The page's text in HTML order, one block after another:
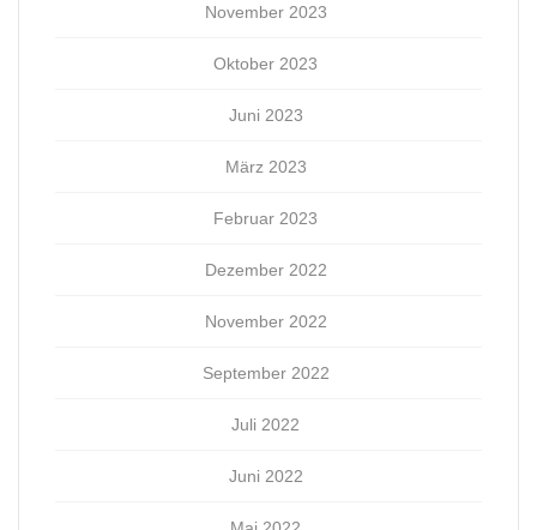
November 2023
Oktober 2023
Juni 2023
März 2023
Februar 2023
Dezember 2022
November 2022
September 2022
Juli 2022
Juni 2022